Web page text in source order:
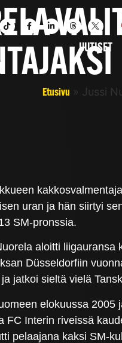
UUTISET
Etusivu » Jussi
uran ja hän siirtyi
SM-pronssia.
aloitti
Düsseldorfiin
jatkoi sieltä vielä
elokuussa
FC Interin riveissä
pelaajana kaksi SM-